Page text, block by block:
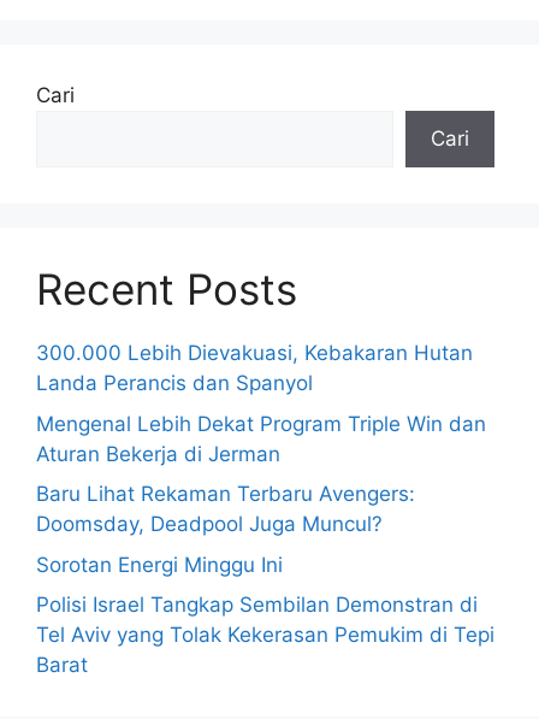
Cari
Cari
Recent Posts
300.000 Lebih Dievakuasi, Kebakaran Hutan
Landa Perancis dan Spanyol
Mengenal Lebih Dekat Program Triple Win dan
Aturan Bekerja di Jerman
Baru Lihat Rekaman Terbaru Avengers:
Doomsday, Deadpool Juga Muncul?
Sorotan Energi Minggu Ini
Polisi Israel Tangkap Sembilan Demonstran di
Tel Aviv yang Tolak Kekerasan Pemukim di Tepi
Barat